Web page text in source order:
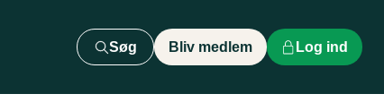
Søg Bliv medlem Log ind